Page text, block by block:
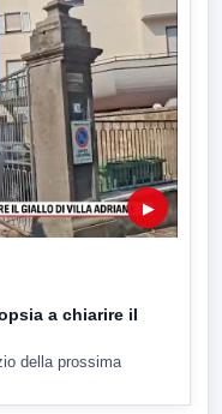
▶
a chiarire il
della prossima